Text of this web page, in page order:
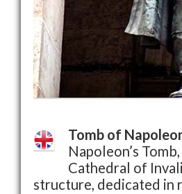
Tomb of
Napoleon’s
Cathedral of
structure, dedicated in